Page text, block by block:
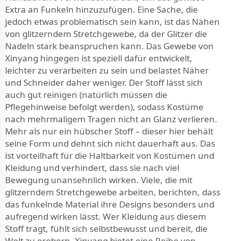
Extra an Funkeln hinzuzufügen. Eine Sache, die
jedoch etwas problematisch sein kann, ist das Nähen
von glitzerndem Stretchgewebe, da der Glitzer die
Nadeln stark beanspruchen kann. Das Gewebe von
Xinyang hingegen ist speziell dafür entwickelt,
leichter zu verarbeiten zu sein und belastet Näher
und Schneider daher weniger. Der Stoff lässt sich
auch gut reinigen (natürlich müssen die
Pflegehinweise befolgt werden), sodass Kostüme
nach mehrmaligem Tragen nicht an Glanz verlieren.
Mehr als nur ein hübscher Stoff – dieser hier behält
seine Form und dehnt sich nicht dauerhaft aus. Das
ist vorteilhaft für die Haltbarkeit von Kostümen und
Kleidung und verhindert, dass sie nach viel
Bewegung unansehnlich wirken. Viele, die mit
glitzerndem Stretchgewebe arbeiten, berichten, dass
das funkelnde Material ihre Designs besonders und
aufregend wirken lässt. Wer Kleidung aus diesem
Stoff trägt, fühlt sich selbstbewusst und bereit, die